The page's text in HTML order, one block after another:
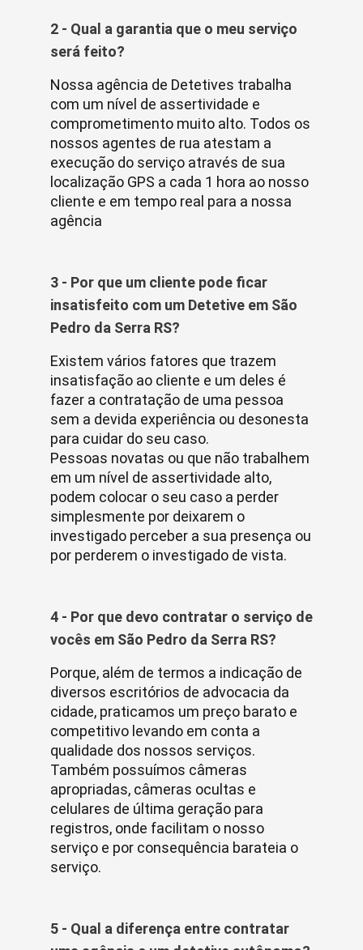
2 - Qual a garantia que o meu serviço
será feito?
Nossa agência de Detetives trabalha
com um nível de assertividade e
comprometimento muito alto. Todos os
nossos agentes de rua atestam a
execução do serviço através de sua
localização GPS a cada 1 hora ao nosso
cliente e em tempo real para a nossa
agência
3 - Por que um cliente pode ficar
insatisfeito com um Detetive em São
Pedro da Serra RS?
Existem vários fatores que trazem
insatisfação ao cliente e um deles é
fazer a contratação de uma pessoa
sem a devida experiência ou desonesta
para cuidar do seu caso.
Pessoas novatas ou que não trabalhem
em um nível de assertividade alto,
podem colocar o seu caso a perder
simplesmente por deixarem o
investigado perceber a sua presença ou
por perderem o investigado de vista.
4 - Por que devo contratar o serviço de
vocês em São Pedro da Serra RS?
Porque, além de termos a indicação de
diversos escritórios de advocacia da
cidade, praticamos um preço barato e
competitivo levando em conta a
qualidade dos nossos serviços.
Também possuímos câmeras
apropriadas, câmeras ocultas e
celulares de última geração para
registros, onde facilitam o nosso
serviço e por consequência barateia o
serviço.
5 - Qual a diferença entre contratar